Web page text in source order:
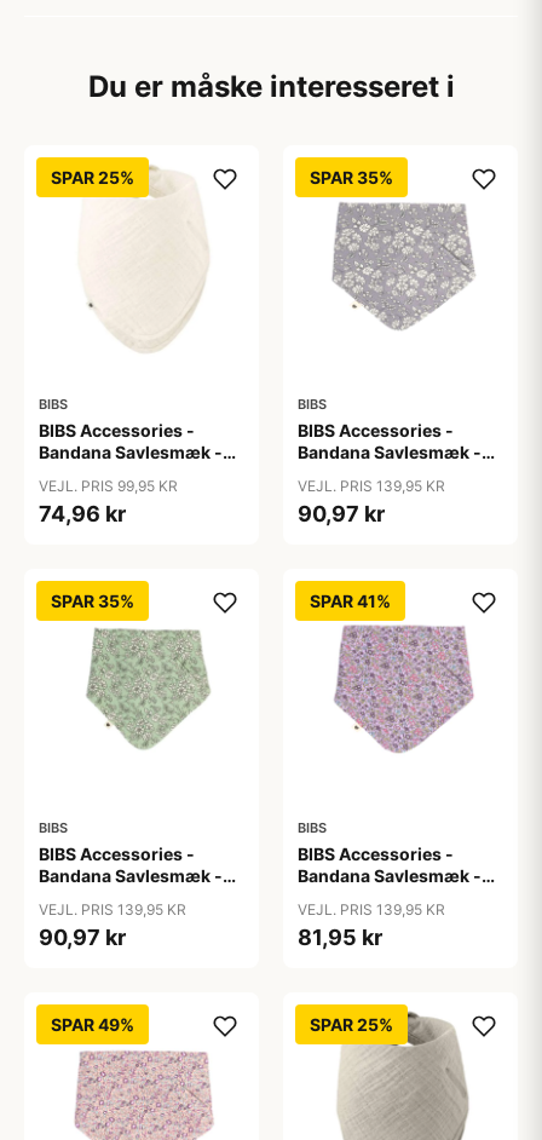
Du er måske interesseret i
SPAR 25%
BIBS
BIBS Accessories -
Bandana Savlesmæk -
VEJL. PRIS 99,95 KR
74,96 kr
SPAR 35%
BIBS
BIBS Accessories -
Bandana Savlesmæk -
Grey
VEJL. PRIS 139,95 KR
90,97 kr
SPAR 35%
BIBS
BIBS Accessories -
Bandana Savlesmæk -
VEJL. PRIS 139,95 KR
90,97 kr
SPAR 41%
BIBS
BIBS Accessories -
Bandana Savlesmæk -
Lawn/Violet Sky
VEJL. PRIS 139,95 KR
81,95 kr
SPAR 49% SPAR 25%